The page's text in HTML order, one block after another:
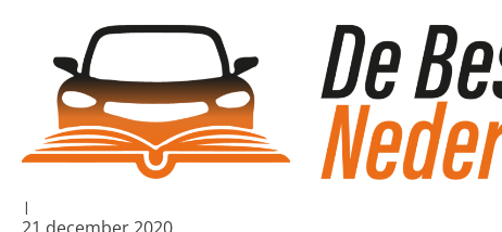
Blogs/Hoe is een motor anders dan een auto?
Hoe is een motor
Algemeen, Transport
|